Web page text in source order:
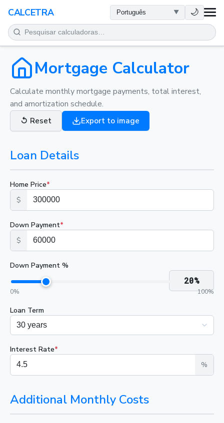
CALCETRA 🌙
MATEMÁTICA
CONVERSÕES
CIÊNCIA
COTIDIANO
Mortgage Calculator
Calculate monthly mortgage payments, total interest,
and amortization schedule.
↺ Reset Export to image
Loan Details
Home Price*
$
Down Payment*
$
Down Payment %
20%
0% 100%
Loan Term
Interest Rate*
%
Additional Monthly Costs